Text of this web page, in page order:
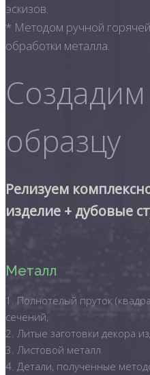
эскизов.
* Методом ручной
обработки металла.
образцу
Релизуем
изделие + дубовые
Металл
1. Полнотелый пруток
сечений,
2. Литые заготовки декора
3. Листовой металл
4. Детали, полученные